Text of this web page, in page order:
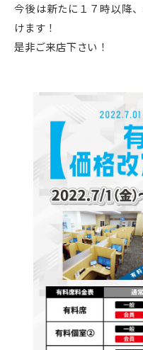
今後は新たに１７時以降
けます！
是非ご来店下さい！